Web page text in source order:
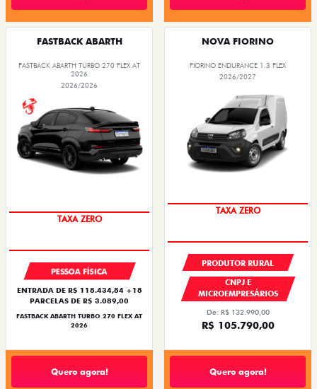
FASTBACK ABARTH
FASTBACK ABARTH TURBO 270 FLEX AT
2026
2026/2026
TAXA ZERO
PESSOA FÍSICA
ENTRADA DE R$ 118.434,84 +18
PARCELAS DE R$ 3.089,00
FASTBACK ABARTH TURBO 270 FLEX AT
2026
Quero agora!
NOVA FIORINO
FIORINO ENDURANCE 1.3 FLEX
2026/2027
TAXA ZERO
PRODUTOR RURAL
CNPJ E
MICROEMPRESÁRIOS
De: R$ 132.990,00
R$ 105.790,00
Quero agora!